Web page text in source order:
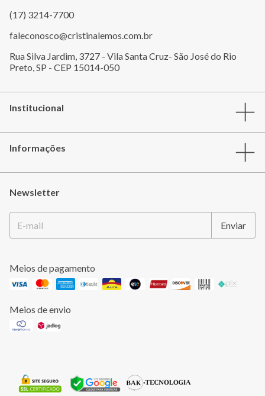
(17) 3214-7700
faleconosco@cristinalemos.com.br
Rua Silva Jardim, 3727 - Vila Santa Cruz- São José do Rio
Preto, SP - CEP 15014-050
Institucional
Informações
Newsletter
Meios de pagamento
Meios de envio